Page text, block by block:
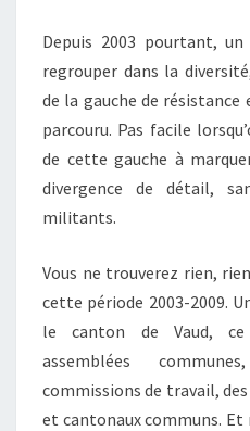
Depuis 2003 pourtant,
regrouper dans la
de la gauche de résistance
parcouru. Pas facile
de cette gauche à
divergence de détail,
militants.
Vous ne trouverez rien,
cette période 2003-2009.
le canton de Vaud,
assemblées
commissions de travail,
et cantonaux communs. Et